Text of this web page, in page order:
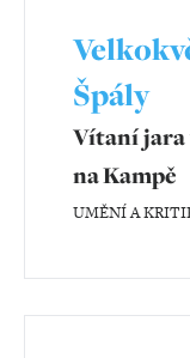
Špály
Vítaní jara
na Kampě
UMĚNÍ A